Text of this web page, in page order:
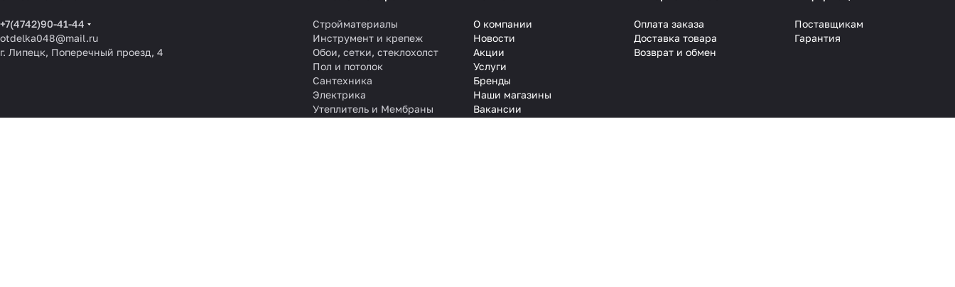
+7(4742)90-41-44
otdelka048@mail.ru
г. Липецк, Поперечный проезд, 4
Стройматериалы
Инструмент и крепеж
Обои, сетки, стеклохолст
Пол и потолок
Сантехника
Электрика
Утеплитель и Мембраны
О компании
Новости
Акции
Услуги
Бренды
Наши магазины
Вакансии
Оплата заказа
Доставка товара
Возврат и обмен
Поставщикам
Гарантия